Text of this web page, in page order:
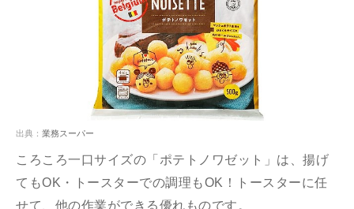
出典： 業務スーパー
ころころ一口サイズの「ポテトノワゼット」は、揚げ
てもOK・トースターでの調理もOK！トースターに任
せて、他の作業ができる優れものです。